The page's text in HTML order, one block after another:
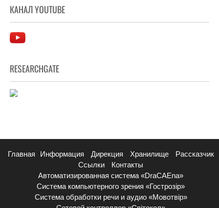
КАНАЛ YOUTUBE
RESEARCHGATE
Главная Информация Дирекция Хранилище
Рассказчик
Ссылки
Контакты
Автоматизированная система «DraCAEna»
Система компьютерного зрения «Гострозір»
Система обработки речи и аудио «Мовотвір»